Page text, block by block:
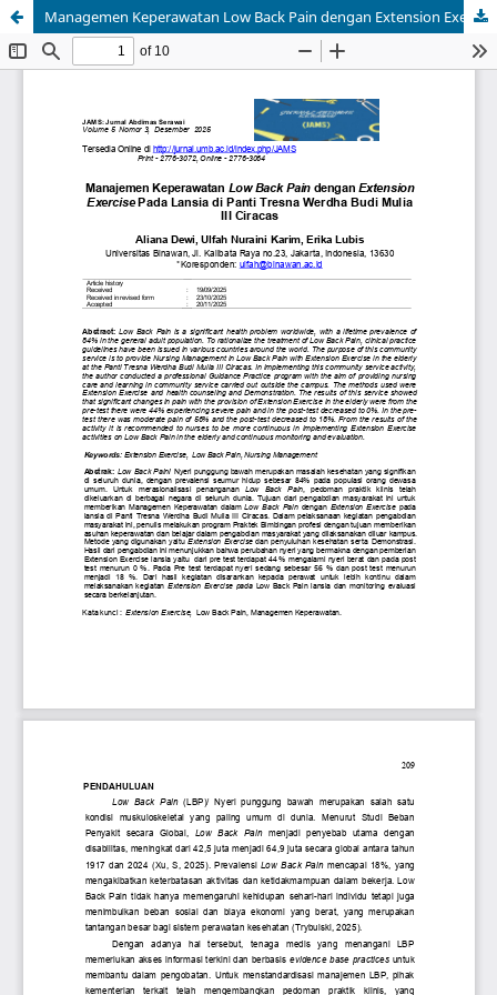
Managemen Keperawatan Low Back Pain dengan Extension Exercise Pada Lansia